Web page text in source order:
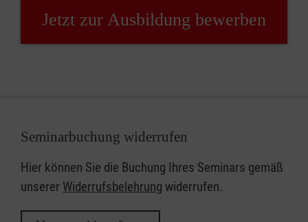
Jetzt zur Ausbildung bewerben
Seminarbuchung widerrufen
Hier können Sie die Buchung Ihres Seminars gemäß
unserer Widerrufsbelehrung widerrufen.